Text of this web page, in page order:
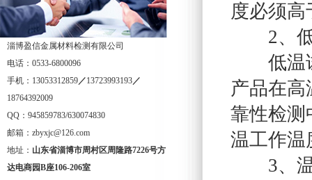
度必须
2、低
低温试
产品在
靠性检测
温工作温
3、温
淄博盈信金属材料检测有限公司
电话：0533-6800096
手机：13053312859／13723993193／
18764392009
QQ：945859783/630074830
邮箱：zbyxjc@126.com
地址： 山东省淄博市周村区周隆路7226号方
达电商园B座106-206室